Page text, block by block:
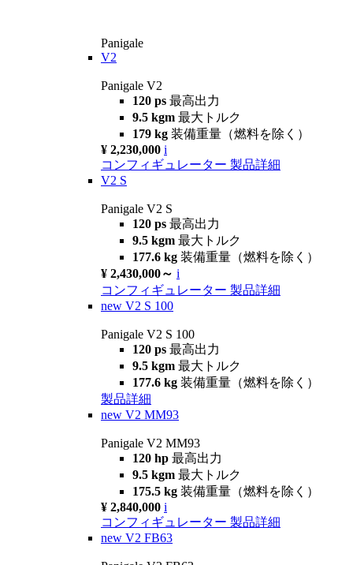
Panigale
V2
Panigale V2
120 ps 最高出力
9.5 kgm 最大トルク
179 kg 装備重量（燃料を除く）
¥ 2,230,000 i
コンフィギュレーター 製品詳細
V2 S
Panigale V2 S
120 ps 最高出力
9.5 kgm 最大トルク
177.6 kg 装備重量（燃料を除く）
¥ 2,430,000～ i
コンフィギュレーター 製品詳細
new V2 S 100
Panigale V2 S 100
120 ps 最高出力
9.5 kgm 最大トルク
177.6 kg 装備重量（燃料を除く）
製品詳細
new V2 MM93
Panigale V2 MM93
120 hp 最高出力
9.5 kgm 最大トルク
175.5 kg 装備重量（燃料を除く）
¥ 2,840,000 i
コンフィギュレーター 製品詳細
new V2 FB63